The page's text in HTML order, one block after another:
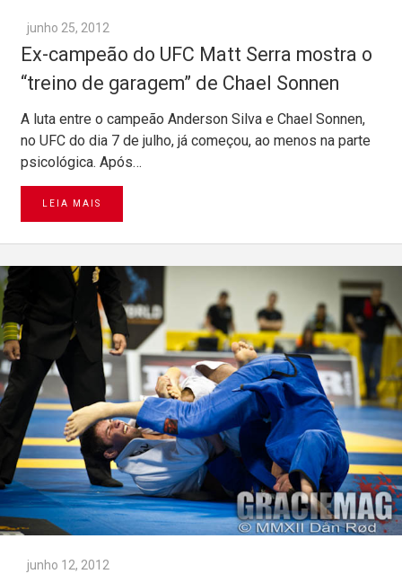
junho 25, 2012
Ex-campeão do UFC Matt Serra mostra o
“treino de garagem” de Chael Sonnen
A luta entre o campeão Anderson Silva e Chael Sonnen,
no UFC do dia 7 de julho, já começou, ao menos na parte
psicológica. Após…
LEIA MAIS
junho 12, 2012